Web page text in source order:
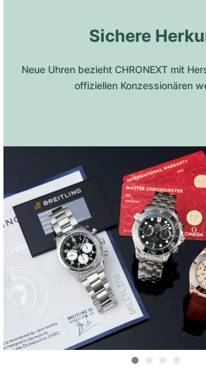
Sichere
Neue Uhren bezieht CHRONEXT mit
offiziellen Konzessionären